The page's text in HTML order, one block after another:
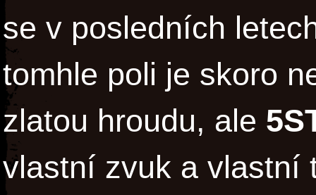
se v posledních
tomhle poli je skoro
zlatou hroudu, ale
vlastní zvuk a vlastní